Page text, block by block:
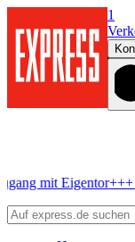
1
+++ LIVE +++